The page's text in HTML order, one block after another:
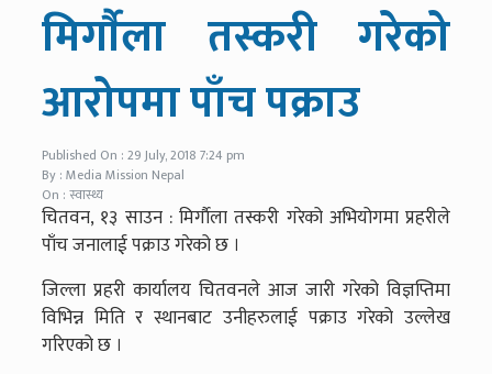
मिर्गाैला तस्करी गरेको
आरोपमा पाँच पक्राउ
Published On : 29 July, 2018 7:24 pm
By : Media Mission Nepal
On : स्वास्थ्य
चितवन, १३ साउन : मिर्गाैला तस्करी गरेको अभियोगमा प्रहरीले
पाँच जनालाई पक्राउ गरेको छ ।
जिल्ला प्रहरी कार्यालय चितवनले आज जारी गरेको विज्ञप्तिमा
विभिन्न मिति र स्थानबाट उनीहरुलाई पक्राउ गरेको उल्लेख
गरिएको छ ।